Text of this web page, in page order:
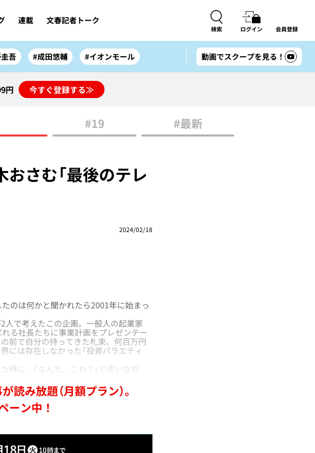
連載 文春記者トーク
検索 ログイン 会員登録
吾 #成田悠輔 #イオンモール 動画でスクープを見る！
円 今すぐ登録する≫
#19 #最新
さむ「最後のテレ
2024/02/18
のは何かと聞かれたら2001年に始まっ
で考えたこの企画。一般人の起業家
る社長たちに事業計画をプレゼンテー
前で自分の持ってきた札束、何百万円
には存在しなかった「投資バラエティ
に、「なんだ、これ？」と思いなが
み放題（月額プラン）。
ーン中！